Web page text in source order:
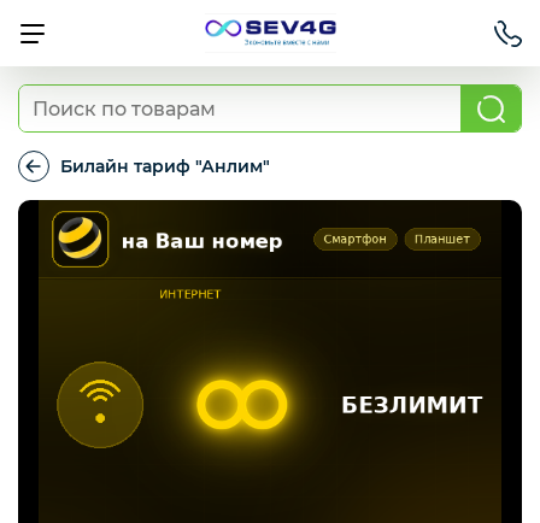
Тарифы
Приставки
Для Автомобиля
Билайн тариф "Анлим"
Билайн
тариф
"Анлим"